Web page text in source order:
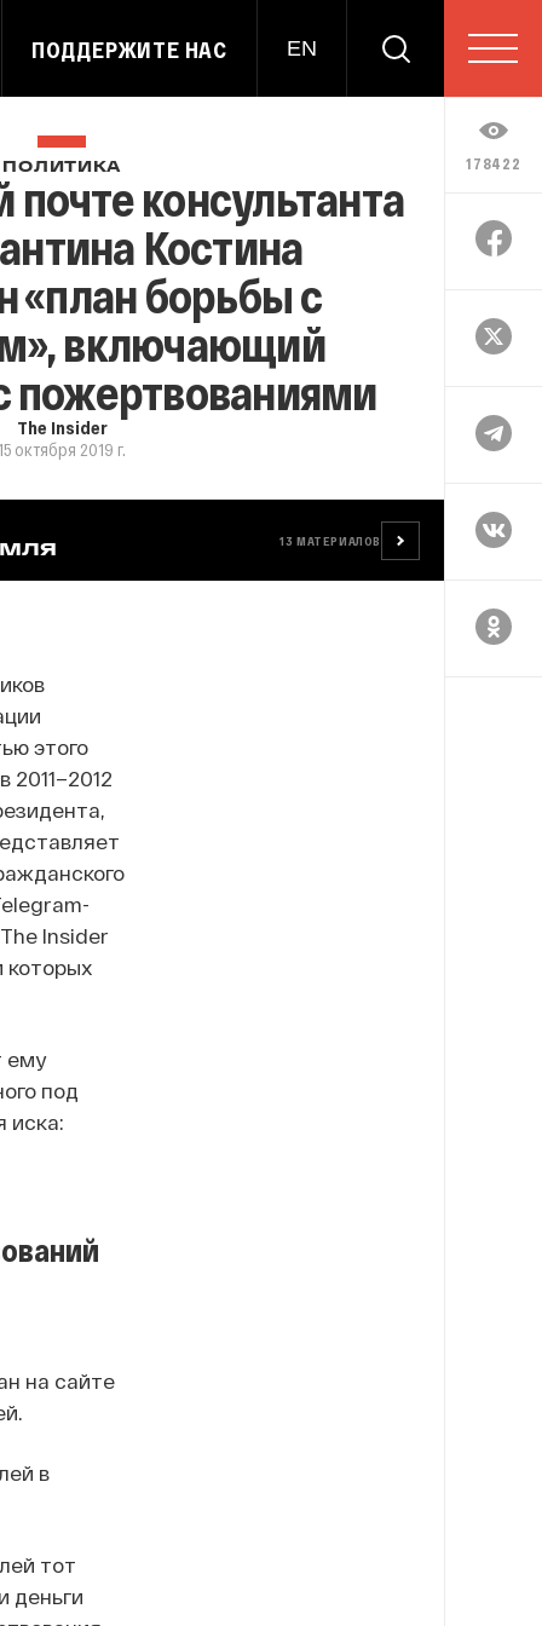
ПОДДЕРЖИТЕ НАС EN
178422
ПОЛИТИКА
консультанта
Костина
«план борьбы с
включающий
пожертвованиями
The Insider
15 октября 2019 г.
13 МАТЕРИАЛОВ
этого
Insider
которых
ему
под
иска:
на сайте
в
тот
деньги